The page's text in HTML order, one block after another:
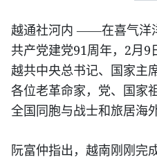
越通社河内 ——在喜气洋
共产党建党91周年， 2月 9
越共中央总书记、国家主
各位老革命家，党、国家
全国同胞与战士和旅居海
阮富仲指出，越南刚刚完